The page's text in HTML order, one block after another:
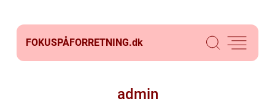
FOKUSPÅFORRETNING.dk
admin